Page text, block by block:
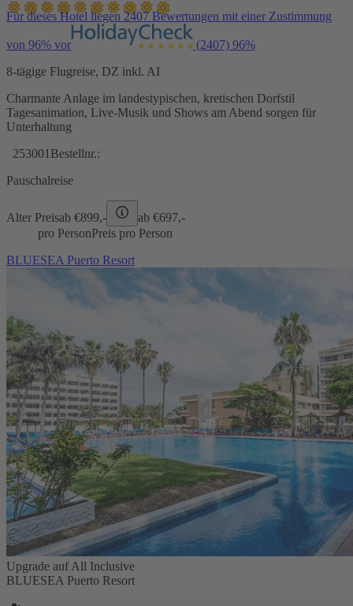
Für dieses Hotel liegen 2407 Bewertungen mit einer Zustimmung
von 96% vor (2407) 96%
8-tägige Flugreise, DZ inkl. AI
Charmante Anlage im landestypischen, kretischen Dorfstil
Tagesanimation, Live-Musik und Shows am Abend sorgen für
Unterhaltung
253001 Bestellnr.:
Pauschalreise
Alter Preisab €899,- ab €697,-
pro PersonPreis pro Person
BLUESEA Puerto Resort
Upgrade auf All Inclusive
BLUESEA Puerto Resort